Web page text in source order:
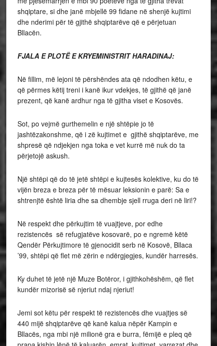
shqiptare, si dhe janë mbjellë 99 fidane në shenjë kujtimi
dhe nderimi për të gjithë shqiptarëve që e përjetuan
Bllacën.
FJALA E PLOTË E KRYEMINISTRIT HARADINAJ:
Në fillim, më lejoni të përshëndes ata që ndodhen këtu, e
që përmes këtij treni i kanë ikur vdekjes, të gjithë që janë
prezent, që kanë ardhur nga të gjitha viset e Kosovës.
Sot, po vejmë gurthemelin e një shtëpie jo të
jashtëzakonshme, që i zë kujtimet e gjithë shqiptarëve, me
shpresë që ndjekjen nga toka e vet kurrë më nuk do ta
përjetojë askush.
Një shtëpi që do të jetë shtëpi e kujtesës kolektive, ku do të
vijën breza e breza për të mësuar leksionin e parë: Sa e
shtrenjtë është liria dhe sa dhembje sjell rruga deri në liri!?
Në respekt dhe përkujtim të vuajtjeve, por edhe
rezistencës së refugjatëve kosovarë, po e ngremë këtë
Qendër Përkujtimore të gjenocidit serb në Kosovë, Bllaca
’99, shtëpi që flet më zërin e ndërgjegjes, kundër harresës.
Ky duhet të jetë një Muze Botëror, i gjithkohëshëm, që flet
kundër mizorisë së njeriut ndaj njeriut!
Jemi sot këtu për respekt të rezistencës dhe vuajtjes së
440 mijë shqiptarëve që kanë kalua nëpër Kampin e
Bllacës, nga mbi një milionë gra e burra, fëmijë e pleq që